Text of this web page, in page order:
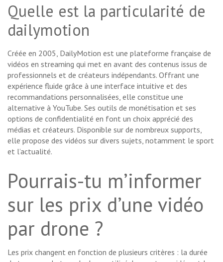
Quelle est la particularité de
dailymotion
Créée en 2005, DailyMotion est une plateforme française de
vidéos en streaming qui met en avant des contenus issus de
professionnels et de créateurs indépendants. Offrant une
expérience fluide grâce à une interface intuitive et des
recommandations personnalisées, elle constitue une
alternative à YouTube. Ses outils de monétisation et ses
options de confidentialité en font un choix apprécié des
médias et créateurs. Disponible sur de nombreux supports,
elle propose des vidéos sur divers sujets, notamment le sport
et l’actualité.
Pourrais-tu m’informer
sur les prix d’une vidéo
par drone ?
Les prix changent en fonction de plusieurs critères : la durée